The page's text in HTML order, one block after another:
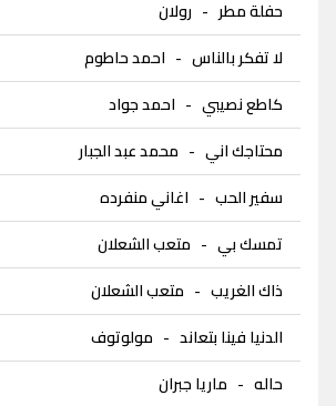
حفلة مطر - رولان
لا تفكر بالناس - احمد حاطوم
كاطع نصيبي - احمد جواد
محتاجك اني - محمد عبد الجبار
سفير الحب - اغاني منفرده
تمسك بي - متعب الشعلان
ذاك الغريب - متعب الشعلان
الدنيا فينا بتعاند - مولوتوف
حاله - ماريا جبران